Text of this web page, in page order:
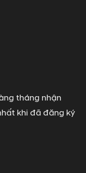
tháng nhận
khi đã đăng ký